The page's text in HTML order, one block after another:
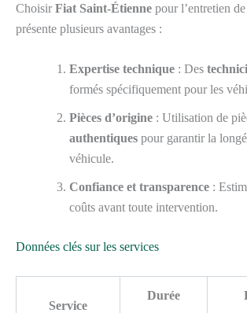
Choisir Fiat Saint-Étienne pour l’entretien
présente plusieurs avantages :
Expertise technique : Des
formés spécifiquement pour les
Pièces d’origine : Utilisation de
authentiques pour garantir la
véhicule.
Confiance et transparence :
coûts avant toute intervention.
Données clés sur les services
Service
Durée